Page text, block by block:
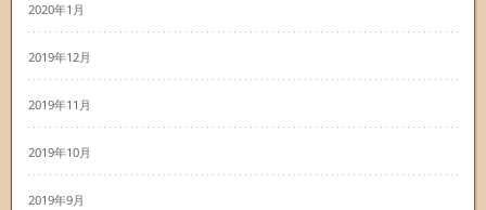
2020年1月
2019年12月
2019年11月
2019年10月
2019年9月